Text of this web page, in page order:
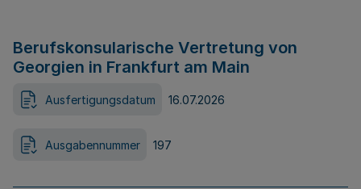
Berufskonsularische Vertretung von
Georgien in Frankfurt am Main
Ausfertigungsdatum 16.07.2026
Ausgabennummer 197